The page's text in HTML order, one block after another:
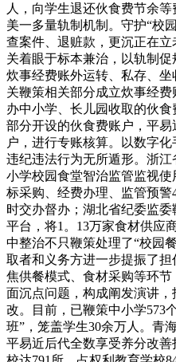
人，向学生退还伙食费节余
美一多量轨制机制。守护“校
查案件、退赃款，更沉正在
关着眼于标本兼治，以轨制
炊事经费账外运转、私存、
关鞭策相关部分成立炊事经
办中小学、长儿园收取的伙
部分开设的伙食费账户，平
户，进行专账核算。以数字
违纪违法行为无所遁形。浙
小学校园食堂智治监管监视
标采购、经费办理、监管预
时交办督办；湖北省纪委监
平台，将1。13万家食材供应
中整治不只鞭策处理了“校园
取者和义务方进一步提振了
焦供餐模式、食材采购等环
面沉点问题，构成阐发演讲
改。目前，已鞭策中小学573
班”，笼盖学生30余万人。青
平易近后代全数享受养分改